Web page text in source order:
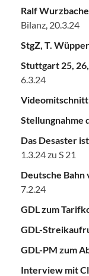
Ralf
Bilanz, 20.3.24
StgZ, T.
Stuttgart 25, 26,
6.3.24
Stellungnahme
Das Desaster
1.3.24 zu S 21
Deutsche
7.2.24
GDL zum
GDL-
GDL-PM zum
Interview mit